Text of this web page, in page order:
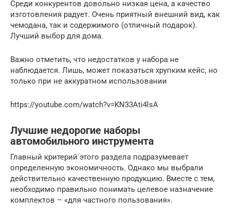
Среди конкурентов довольно низкая цена, а качество
изготовления радует. Очень приятный внешний вид, как
чемодана, так и содержимого (отличный подарок).
Лучший выбор для дома.
Важно отметить, что недостатков у набора не
наблюдается. Лишь, может показаться хрупким кейс, но
только при не аккуратном использовании
https://youtube.com/watch?v=KN33Ati4lsA
Лучшие недорогие наборы
автомобильного инструмента
Главный критерий этого раздела подразумевает
определенную экономичность. Однако мы выбрали
действительно качественную продукцию. Вместе с тем,
необходимо правильно понимать целевое назначение
комплектов – «для частного пользования».